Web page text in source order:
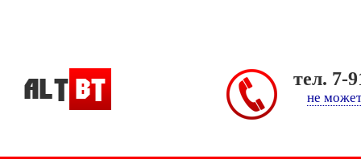
тел. 7-
не